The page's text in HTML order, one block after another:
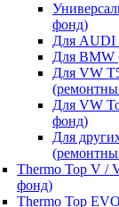
фонд)
Для AUDI
Для BMW
Для VW
Для VW
фонд)
Для
Thermo Top V /
фонд)
Thermo Top